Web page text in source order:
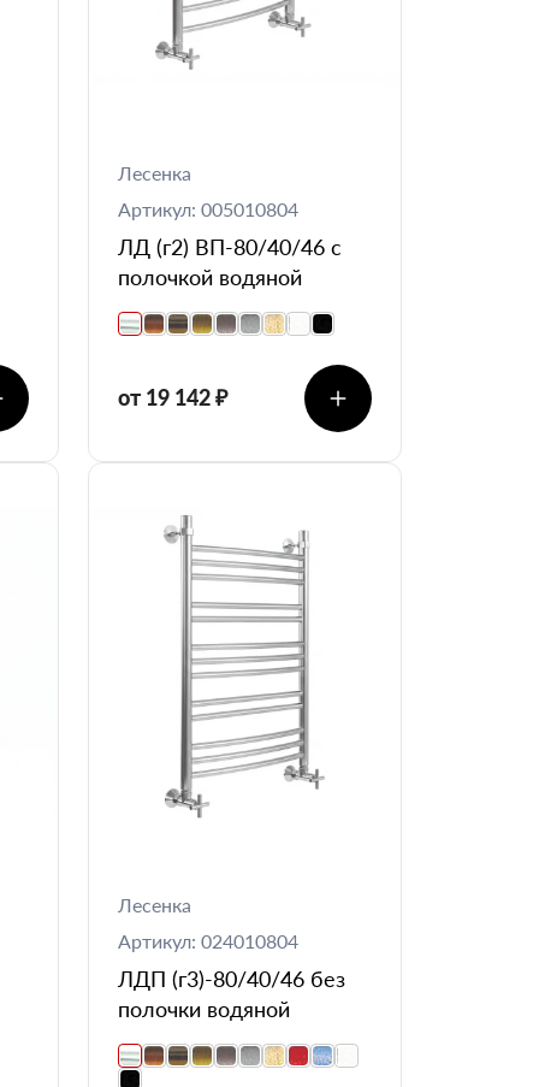
Лесенка
Артикул: 005010804
ЛД (г2) ВП-80/40/46 с
полочкой водяной
от 19 142 ₽
Лесенка
Артикул: 024010804
ЛДП (г3)-80/40/46 без
полочки водяной